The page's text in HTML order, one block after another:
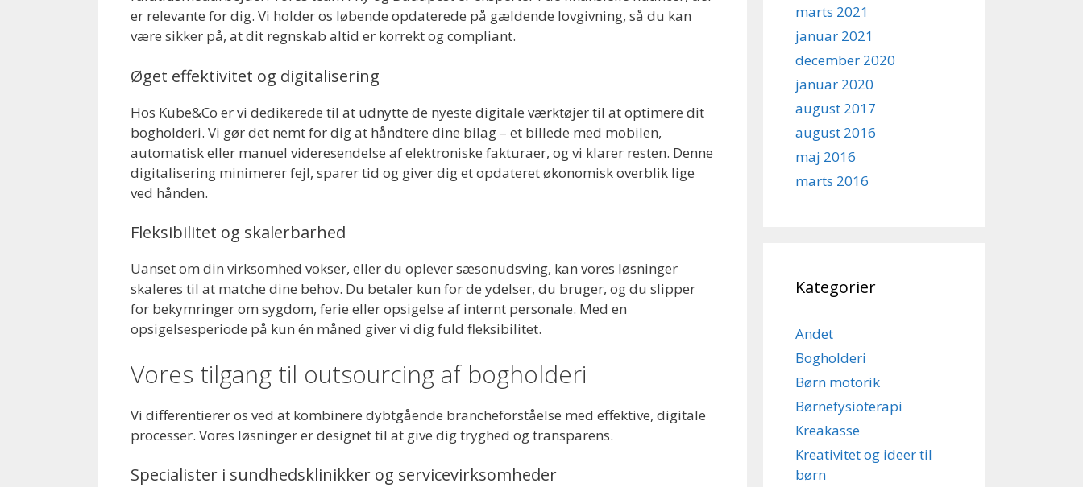
er relevante for dig. Vi holder os løbende opdaterede på gældende lovgivning, så du kan
være sikker på, at dit regnskab altid er korrekt og compliant.
Øget effektivitet og digitalisering
Hos Kube&Co er vi dedikerede til at udnytte de nyeste digitale værktøjer til at optimere dit
bogholderi. Vi gør det nemt for dig at håndtere dine bilag – et billede med mobilen,
automatisk eller manuel videresendelse af elektroniske fakturaer, og vi klarer resten. Denne
digitalisering minimerer fejl, sparer tid og giver dig et opdateret økonomisk overblik lige
ved hånden.
Fleksibilitet og skalerbarhed
Uanset om din virksomhed vokser, eller du oplever sæsonudsving, kan vores løsninger
skaleres til at matche dine behov. Du betaler kun for de ydelser, du bruger, og du slipper
for bekymringer om sygdom, ferie eller opsigelse af internt personale. Med en
opsigelsesperiode på kun én måned giver vi dig fuld fleksibilitet.
Vores tilgang til outsourcing af bogholderi
Vi differentierer os ved at kombinere dybtgående brancheforståelse med effektive, digitale
processer. Vores løsninger er designet til at give dig tryghed og transparens.
Specialister i sundhedsklinikker og servicevirksomheder
marts 2021
januar 2021
december 2020
januar 2020
august 2017
august 2016
maj 2016
marts 2016
Kategorier
Andet
Bogholderi
Børn motorik
Børnefysioterapi
Kreakasse
Kreativitet og ideer til
børn